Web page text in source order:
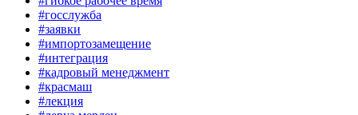
#госслужба
#заявки
#импортозамещение
#интеграция
#кадровый менеджмент
#красмаш
#лекция